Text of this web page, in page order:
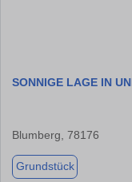
SONNIGE LAGE IN
Blumberg, 78176
Grundstück